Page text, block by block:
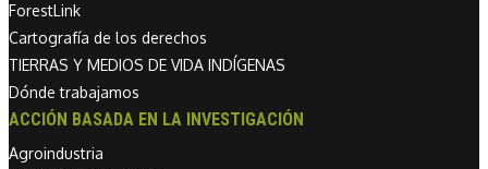
ForestLink
Cartografía de los derechos
TIERRAS Y MEDIOS DE VIDA INDÍGENAS
Dónde trabajamos
ACCIÓN BASADA EN LA INVESTIGACIÓN
Agroindustria